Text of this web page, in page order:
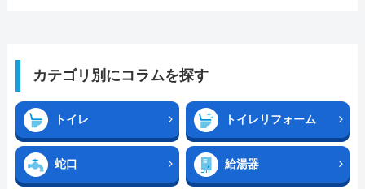
カテゴリ別にコラムを探す
トイレ トイレリフォーム
蛇口 給湯器